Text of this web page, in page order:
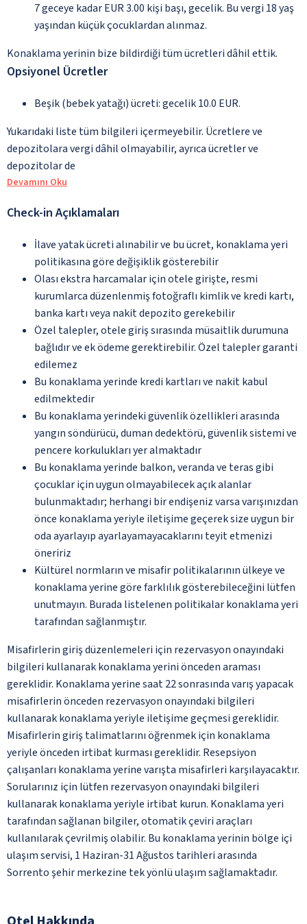
7 geceye kadar EUR 3.00 kişi başı, gecelik. Bu vergi 18 yaş
yaşından küçük çocuklardan alınmaz.
Konaklama yerinin bize bildirdiği tüm ücretleri dâhil ettik.
Opsiyonel Ücretler
Beşik (bebek yatağı) ücreti: gecelik 10.0 EUR.
Yukarıdaki liste tüm bilgileri içermeyebilir. Ücretlere ve
depozitolara vergi dâhil olmayabilir, ayrıca ücretler ve
depozitolar de
Devamını Oku
Check-in Açıklamaları
İlave yatak ücreti alınabilir ve bu ücret, konaklama yeri
politikasına göre değişiklik gösterebilir
Olası ekstra harcamalar için otele girişte, resmi
kurumlarca düzenlenmiş fotoğraflı kimlik ve kredi kartı,
banka kartı veya nakit depozito gerekebilir
Özel talepler, otele giriş sırasında müsaitlik durumuna
bağlıdır ve ek ödeme gerektirebilir. Özel talepler garanti
edilemez
Bu konaklama yerinde kredi kartları ve nakit kabul
edilmektedir
Bu konaklama yerindeki güvenlik özellikleri arasında
yangın söndürücü, duman dedektörü, güvenlik sistemi ve
pencere korkulukları yer almaktadır
Bu konaklama yerinde balkon, veranda ve teras gibi
çocuklar için uygun olmayabilecek açık alanlar
bulunmaktadır; herhangi bir endişeniz varsa varışınızdan
önce konaklama yeriyle iletişime geçerek size uygun bir
oda ayarlayıp ayarlayamayacaklarını teyit etmenizi
öneririz
Kültürel normların ve misafir politikalarının ülkeye ve
konaklama yerine göre farklılık gösterebileceğini lütfen
unutmayın. Burada listelenen politikalar konaklama yeri
tarafından sağlanmıştır.
Misafirlerin giriş düzenlemeleri için rezervasyon onayındaki
bilgileri kullanarak konaklama yerini önceden araması
gereklidir. Konaklama yerine saat 22 sonrasında varış yapacak
misafirlerin önceden rezervasyon onayındaki bilgileri
kullanarak konaklama yeriyle iletişime geçmesi gereklidir.
Misafirlerin giriş talimatlarını öğrenmek için konaklama
yeriyle önceden irtibat kurması gereklidir. Resepsiyon
çalışanları konaklama yerine varışta misafirleri karşılayacaktır.
Sorularınız için lütfen rezervasyon onayındaki bilgileri
kullanarak konaklama yeriyle irtibat kurun. Konaklama yeri
tarafından sağlanan bilgiler, otomatik çeviri araçları
kullanılarak çevrilmiş olabilir. Bu konaklama yerinin bölge içi
ulaşım servisi, 1 Haziran-31 Ağustos tarihleri arasında
Sorrento şehir merkezine tek yönlü ulaşım sağlamaktadır.